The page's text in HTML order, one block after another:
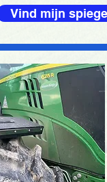
Vind mijn